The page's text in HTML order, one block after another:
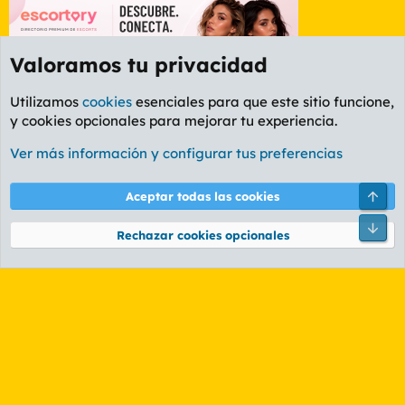
Foro Informática y Videojuegos
Cookies
PL OLDSTYLE AMARILLO
Términos y reglas Política de privacidad Ayuda
Community platform by XenForo® © 2010-2026 XenForo Ltd.
Valoramos tu privacidad
Utilizamos cookies esenciales para que este sitio funcione,
y cookies opcionales para mejorar tu experiencia.
Ver más información y configurar tus preferencias
Aceptar todas las cookies
Rechazar cookies opcionales
Pie